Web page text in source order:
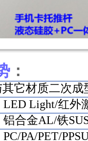
：
它材质二次成
LED Light/红外
铝合金AL/铁
PA/PET/